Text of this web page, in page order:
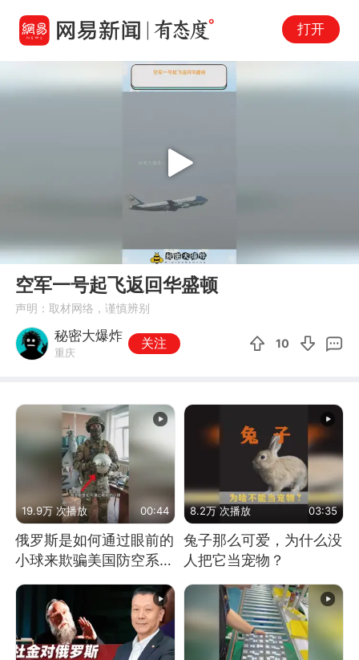
打开
00:00 00:23
Play
空军一号起飞返回华盛顿
声明：取材网络，谨慎辨别
秘密大爆炸
重庆
关注 10
19.9万 次播放 00:44
俄罗斯是如何通过眼前的
小球来欺骗美国防空系统
8.2万 次播放 03:35
兔子那么可爱，为什么没
人把它当宠物？